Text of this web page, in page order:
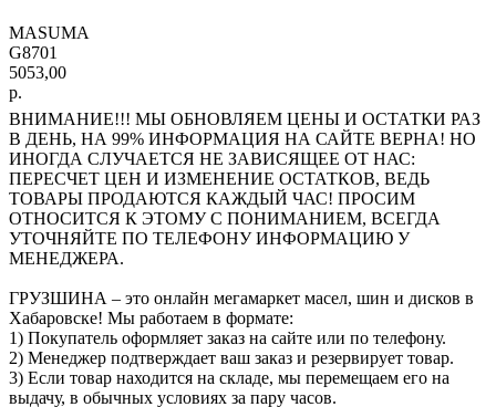
MASUMA
G8701
5053,00
р.
ВНИМАНИЕ!!! МЫ ОБНОВЛЯЕМ ЦЕНЫ И ОСТАТКИ РАЗ
В ДЕНЬ, НА 99% ИНФОРМАЦИЯ НА САЙТЕ ВЕРНА! НО
ИНОГДА СЛУЧАЕТСЯ НЕ ЗАВИСЯЩЕЕ ОТ НАС:
ПЕРЕСЧЕТ ЦЕН И ИЗМЕНЕНИЕ ОСТАТКОВ, ВЕДЬ
ТОВАРЫ ПРОДАЮТСЯ КАЖДЫЙ ЧАС! ПРОСИМ
ОТНОСИТСЯ К ЭТОМУ С ПОНИМАНИЕМ, ВСЕГДА
УТОЧНЯЙТЕ ПО ТЕЛЕФОНУ ИНФОРМАЦИЮ У
МЕНЕДЖЕРА.
ГРУЗШИНА – это онлайн мегамаркет масел, шин и дисков в
Хабаровске! Мы работаем в формате:
1) Покупатель оформляет заказ на сайте или по телефону.
2) Менеджер подтверждает ваш заказ и резервирует товар.
3) Если товар находится на складе, мы перемещаем его на
выдачу, в обычных условиях за пару часов.